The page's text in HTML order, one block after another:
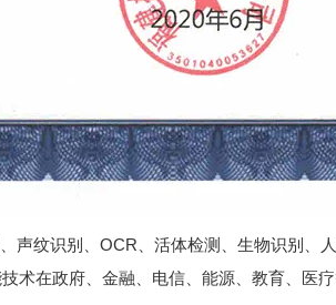
声纹识别、OCR、活体检测、生物识别、
在政府、金融、电信、能源、教育、医疗